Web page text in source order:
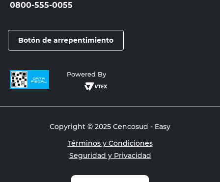
0800-555-0055
Botón de arrepentimiento
Powered By
Copyright © 2025 Cencosud - Easy
Términos y Condiciones
Seguridad y Privacidad